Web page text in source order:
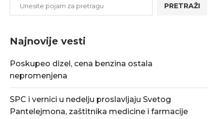
PRETRAŽI
Najnovije vesti
Poskupeo dizel, cena benzina ostala
nepromenjena
SPC i vernici u nedelju proslavljaju Svetog
Pantelejmona, zaštitnika medicine i farmacije